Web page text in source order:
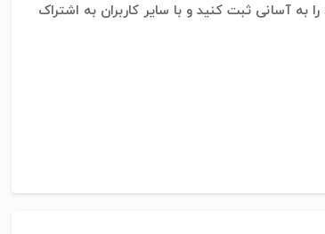
به آسانی ثبت کنید و با سایر کاربران به اشتراک